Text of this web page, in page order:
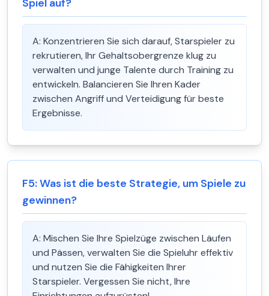
Spiel auf?
A: Konzentrieren Sie sich darauf, Starspieler zu
rekrutieren, Ihr Gehaltsobergrenze klug zu
verwalten und junge Talente durch Training zu
entwickeln. Balancieren Sie Ihren Kader
zwischen Angriff und Verteidigung für beste
Ergebnisse.
F5:Was ist die beste Strategie, um Spiele zu
gewinnen?
A: Mischen Sie Ihre Spielzüge zwischen Läufen
und Pässen, verwalten Sie die Spieluhr effektiv
und nutzen Sie die Fähigkeiten Ihrer
Starspieler. Vergessen Sie nicht, Ihre